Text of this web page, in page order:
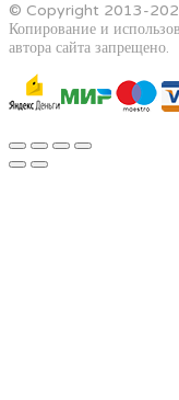
© Copyright 2013-
Копирование и
автора сайта запрещено.